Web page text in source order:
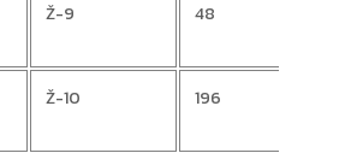
Ž-9 48
Ž-10 196